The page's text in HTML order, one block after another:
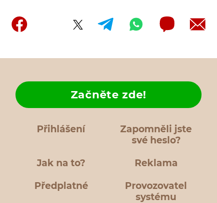
Přihlášení
Zapomněli jste
své heslo?
Jak na to?
Začněte zde!
Reklama
Předplatné
Provozovatel
systému